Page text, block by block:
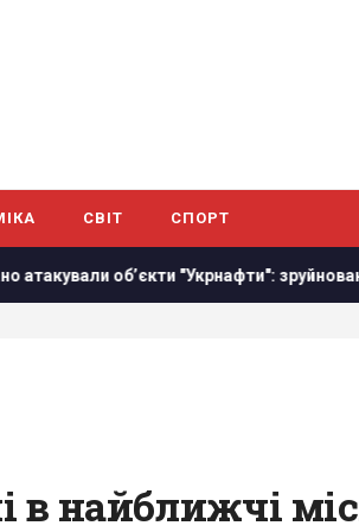
СВІТ СПОРТ
обʼєкти "Укрнафти": зруйновано
в найближчі